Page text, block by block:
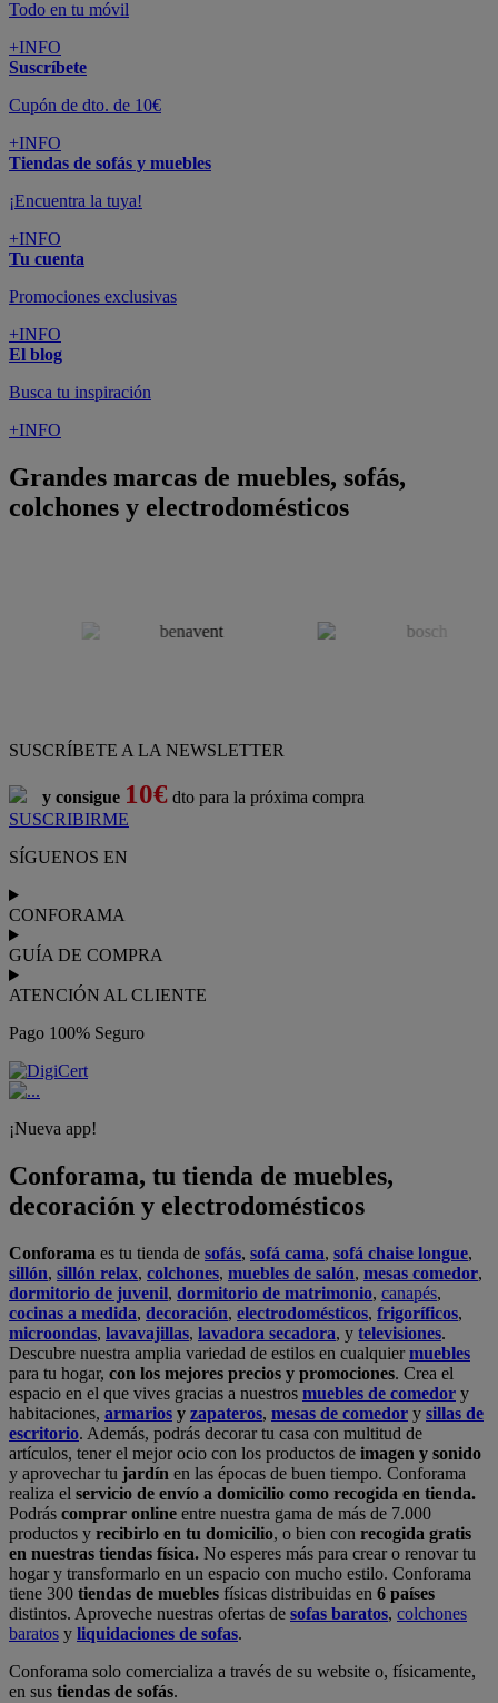
Todo en tu móvil
+INFO
Suscríbete
Cupón de dto. de 10€
+INFO
Tiendas de sofás y muebles
¡Encuentra la tuya!
+INFO
Tu cuenta
Promociones exclusivas
+INFO
El blog
Busca tu inspiración
+INFO
Grandes marcas de muebles, sofás,
colchones y electrodomésticos
SUSCRÍBETE A LA NEWSLETTER
y consigue 10€ dto para la próxima compra
SUSCRIBIRME
SÍGUENOS EN
CONFORAMA
GUÍA DE COMPRA
ATENCIÓN AL CLIENTE
Pago 100% Seguro
¡Nueva app!
Conforama, tu tienda de muebles,
decoración y electrodomésticos
Conforama es tu tienda de sofás, sofá cama, sofá chaise longue,
sillón, sillón relax, colchones, muebles de salón, mesas comedor,
dormitorio de juvenil, dormitorio de matrimonio, canapés,
cocinas a medida, decoración, electrodomésticos, frigoríficos,
microondas, lavavajillas, lavadora secadora, y televisiones.
Descubre nuestra amplia variedad de estilos en cualquiermuebles
para tu hogar, con los mejores precios y promociones. Crea el
espacio en el que vives gracias a nuestros muebles de comedor y
habitaciones, armarios y zapateros, mesas de comedor y sillas de
escritorio. Además, podrás decorar tu casa con multitud de
artículos, tener el mejor ocio con los productos de imagen y sonido
y aprovechar tu jardín en las épocas de buen tiempo. Conforama
realiza el servicio de envío a domicilio como recogida en tienda.
Podrás comprar online entre nuestra gama de más de 7.000
productos y recibirlo en tu domicilio, o bien con recogida gratis
en nuestras tiendas física. No esperes más para crear o renovar tu
hogar y transformarlo en un espacio con mucho estilo. Conforama
tiene 300 tiendas de muebles físicas distribuidas en 6 países
distintos. Aproveche nuestras ofertas de sofas baratos, colchones
baratos y liquidaciones de sofas.
Conforama solo comercializa a través de su website o, físicamente,
en sus tiendas de sofás.